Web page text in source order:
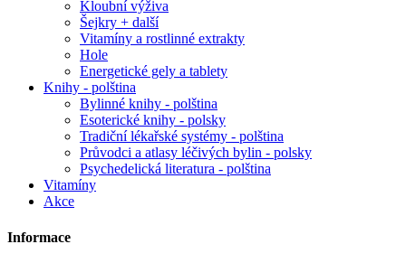
Kloubní výživa
Šejkry + další
Vitamíny a rostlinné extrakty
Hole
Energetické gely a tablety
Knihy - polština
Bylinné knihy - polština
Esoterické knihy - polsky
Tradiční lékařské systémy - polština
Průvodci a atlasy léčivých bylin - polsky
Psychedelická literatura - polština
Vitamíny
Akce
Informace